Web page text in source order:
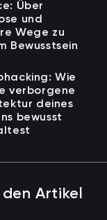
Über
und
Wege zu
Bewusstsein
Wie
verborgene
deines
bewusst
Artikel